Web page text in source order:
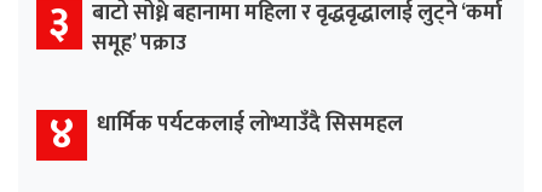
३ बाटो सोध्ने बहानामा महिला र वृद्धवृद्धालाई लुट्ने ‘कर्मा
समूह’ पक्राउ
४ धार्मिक पर्यटकलाई लोभ्याउँदै सिसमहल